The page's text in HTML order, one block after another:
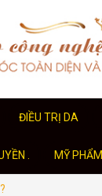
ĐIỀU TRỊ DA
. MỸ PHẨM